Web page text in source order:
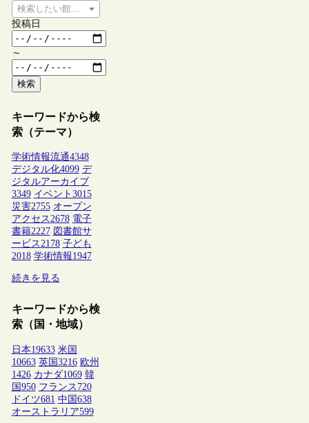
検索したい館種を選択してください
投稿日
～
検索
キーワードから検
索（テーマ）
学術情報流通4348
デジタル化4099 デ
ジタルアーカイブ
3349 イベント 3015
災害2755 オープン
アクセス2678 電子
書籍2227 図書館サ
ービス2178 子ども
2018 学術情報1947
続きを見る
キーワードから検
索（国・地域）
日本19633 米国
10663 英国3216 欧州
1426 カナダ1069 韓
国950 フランス 720
ドイツ681 中国638
オーストラリア599